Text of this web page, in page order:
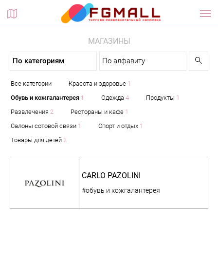
Планы этажей
МАГАЗИНЫ
По категориям По алфавиту
Все категории Красота и здоровье 1
Обувь и кожгалантерея 1 Одежда4 Продукты 1
Развлечения2 Рестораны и кафе 1
Салоны сотовой связи 1 Спорт и отдых 1
Товары для детей2
CARLO PAZOLINI
#обувь и кожгалантерея